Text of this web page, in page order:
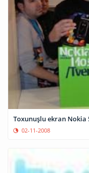
Toxunuşlu ekran Nokia
02-11-2008